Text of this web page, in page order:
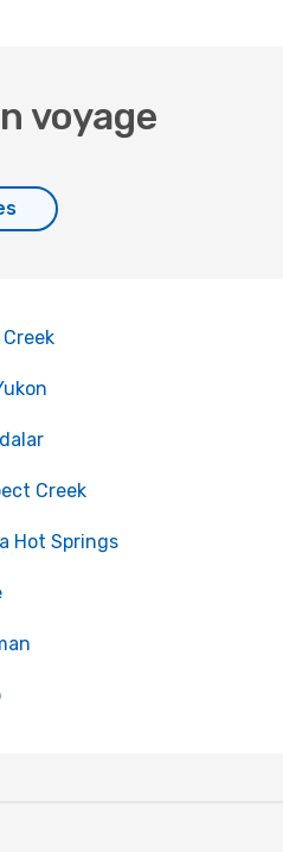
voyage
Creek
Hot Springs